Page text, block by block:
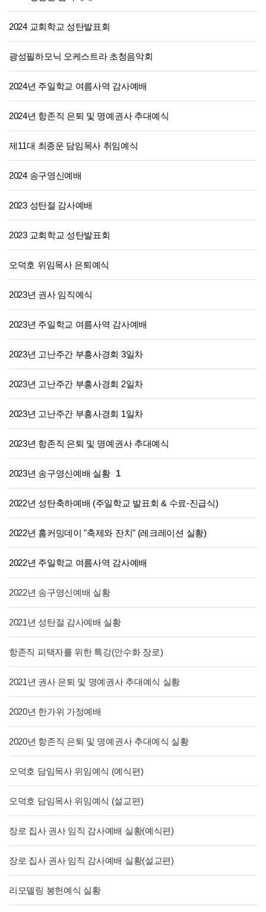
2024 교회학교 성탄발표회
광성필하모닉 오케스트라 초청음악회
2024년 주일학교 여름사역 감사예배
2024년 항존직 은퇴 및 명예권사 추대예식
제11대 최종운 담임목사 취임예식
2024 송구영신예배
2023 성탄절 감사예배
2023 교회학교 성탄발표회
오덕호 위임목사 은퇴예식
2023년 권사 임직예식
2023년 주일학교 여름사역 감사예배
2023년 고난주간 부흥사경회 3일차
2023년 고난주간 부흥사경회 2일차
2023년 고난주간 부흥사경회 1일차
2023년 항존직 은퇴 및 명예권사 추대예식
2023년 송구영신예배 실황 1
2022년 성탄축하예배 (주일학교 발표회 & 수료-진급식)
2022년 홈커밍데이 "축제와 잔치" (레크레이션 실황)
2022년 주일학교 여름사역 감사예배
2022년 송구영신예배 실황
2021년 성탄절 감사예배 실황
항존직 피택자를 위한 특강(안수화 장로)
2021년 권사 은퇴 및 명예권사 추대예식 실황
2020년 한가위 가정예배
2020년 항존직 은퇴 및 명예권사 추대예식 실황
오덕호 담임목사 위임예식 (예식편)
오덕호 담임목사 위임예식 (설교편)
장로 집사 권사 임직 감사예배 실황(예식편)
장로 집사 권사 임직 감사예배 실황(설교편)
리모델링 봉헌예식 실황